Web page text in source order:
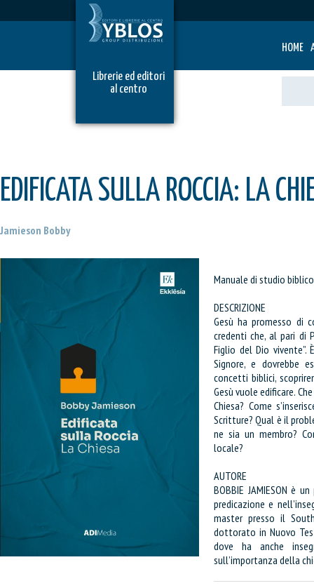
HOME
Librerie ed editori
al centro
EDIFICATA SULLA ROCCIA: LA
Jamieson Bobby
Manuale di studio biblico
DESCRIZIONE
Gesù ha promesso di
credenti che, al pari di
Figlio del Dio
Signore, e dovrebbe
concetti biblici,
Gesù vuole edificare.
Chiesa? Come
Scritture? Qual è il
ne sia un membro?
locale?
AUTORE
BOBBIE JAMIESON è
predicazione e
master presso il
dottorato in Nuovo
dove ha anche
sull’importanza della